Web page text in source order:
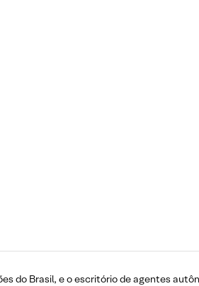
do Brasil, e o escritório de agentes